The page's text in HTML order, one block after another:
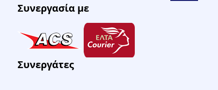
Συνεργασία με
Συνεργάτες